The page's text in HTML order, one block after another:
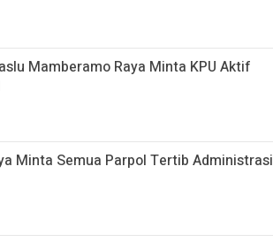
Mamberamo Raya Minta KPU Aktif
Minta Semua Parpol Tertib Administrasi